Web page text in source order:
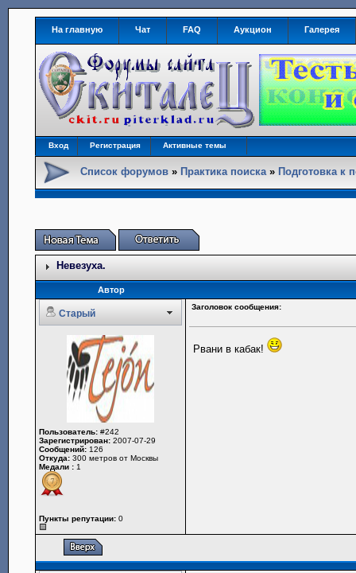
На главную Чат FAQ Аукцион Галерея
Вход Регистрация Активные темы
Список форумов » Практика поиска» Подготовка к
Невезуха.
Автор
Старый
Заголовок сообщения:
Пользователь: #242
Зарегистрирован: 2007-07-29
Сообщений: 126
Откуда: 300 метров от Москвы
Медали : 1
Пункты репутации: 0
Рвани в кабак!